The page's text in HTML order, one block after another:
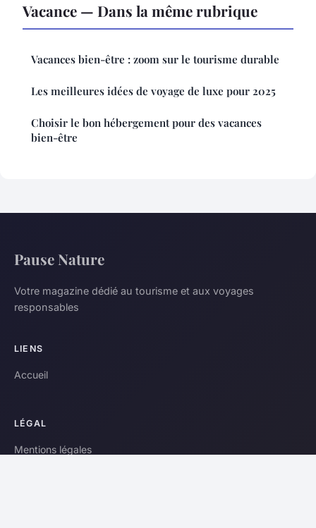
Vacance — Dans la même rubrique
Vacances bien-être : zoom sur le tourisme durable
Les meilleures idées de voyage de luxe pour 2025
Choisir le bon hébergement pour des vacances
bien-être
Pause Nature
Votre magazine dédié au tourisme et aux voyages
responsables
LIENS
Accueil
LÉGAL
Mentions légales